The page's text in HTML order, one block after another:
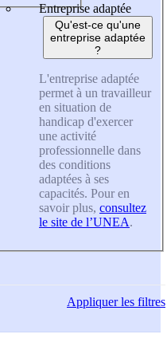
Entreprise adaptée
Qu'est-ce qu'une
entreprise adaptée
?
L'entreprise adaptée
permet à un travailleur
en situation de
handicap d'exercer
une activité
professionnelle dans
des conditions
adaptées à ses
capacités. Pour en
savoir plus, consultez
le site de l’UNEA.
Appliquerles filtres